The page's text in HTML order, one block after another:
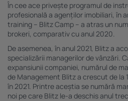
În cee ace privește programul de
profesională a agenților imobiliari, în
training – Blitz Camp – a atras un
brokeri, comparativ cu anul 2020.
De asemenea, în anul 2021, Blitz a
specializării managerilor de vânzări.
expansiunii companiei, numărul de
de Management Blitz a crescut de la
în 2021. Printre aceștia se numără
noi pe care Blitz le-a deschis anul